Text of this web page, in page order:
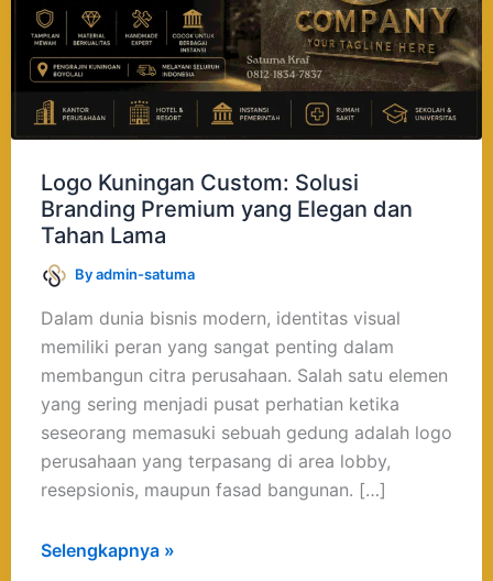
Logo Kuningan Custom: Solusi
Branding Premium yang Elegan dan
Tahan Lama
Byadmin-satuma
Dalam dunia bisnis modern, identitas visual
memiliki peran yang sangat penting dalam
membangun citra perusahaan. Salah satu elemen
yang sering menjadi pusat perhatian ketika
seseorang memasuki sebuah gedung adalah logo
perusahaan yang terpasang di area lobby,
resepsionis, maupun fasad bangunan. […]
yang
Elegan
dan
Tahan
Lama
Selengkapnya »